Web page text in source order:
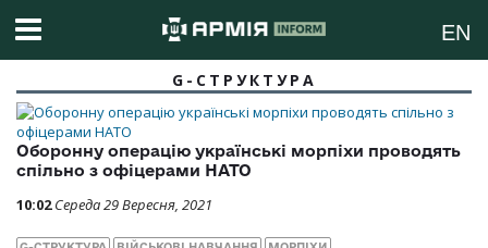
EN
G-СТРУКТУРА
Оборонну операцію українські морпіхи проводять
спільно з офіцерами НАТО
10:02 Середа 29 Вересня, 2021